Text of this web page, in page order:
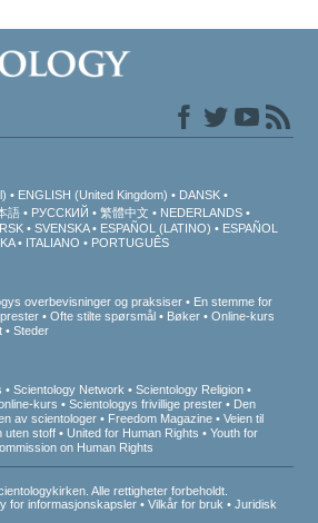
ENGLISH (United Kingdom)
DANSK
語 РУССКИЙ 繁體中文
NEDERLANDS
SVENSKA ESPAÑOL (LATINO)
ESPAÑOL
ITALIANO PORTUGUÊS
overbevisninger og praksiser
En stemme for
Ofte stilte spørsmål Bøker
Online-kurs
Steder
Scientology Network
Scientology Religion
kurs Scientologys frivillige prester
Den
av scientologer
Freedom Magazine
Veien til
uten stoff United for Human Rights
Youth for
on Human Rights
Alle rettigheter forbeholdt.
for informasjonskapsler •Vilkår for bruk •Juridisk